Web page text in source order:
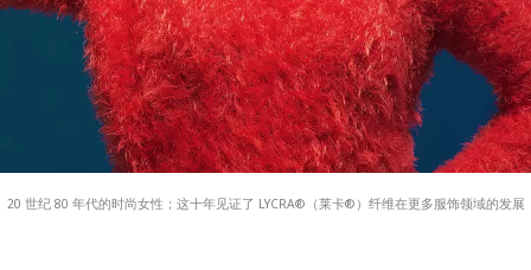
20 世纪 80 年代的时尚女性；这十年见证了 LYCRA®（莱卡®）纤维在更多服饰领域的发展